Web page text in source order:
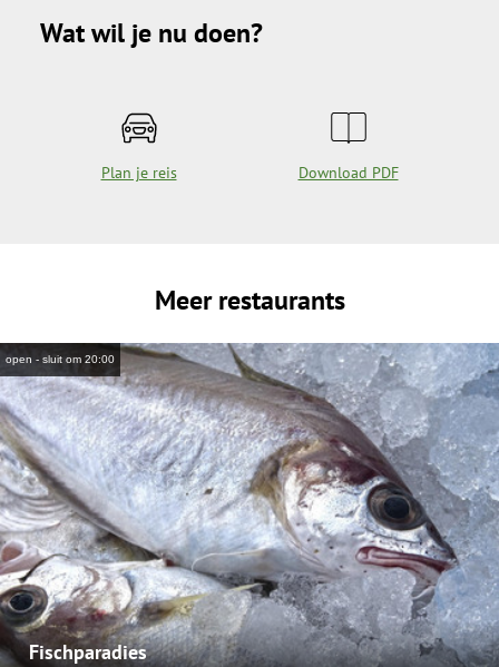
Wat wil je nu doen?
Plan je reis Download PDF
Meer restaurants
open - sluit om 20:00
Fischparadies